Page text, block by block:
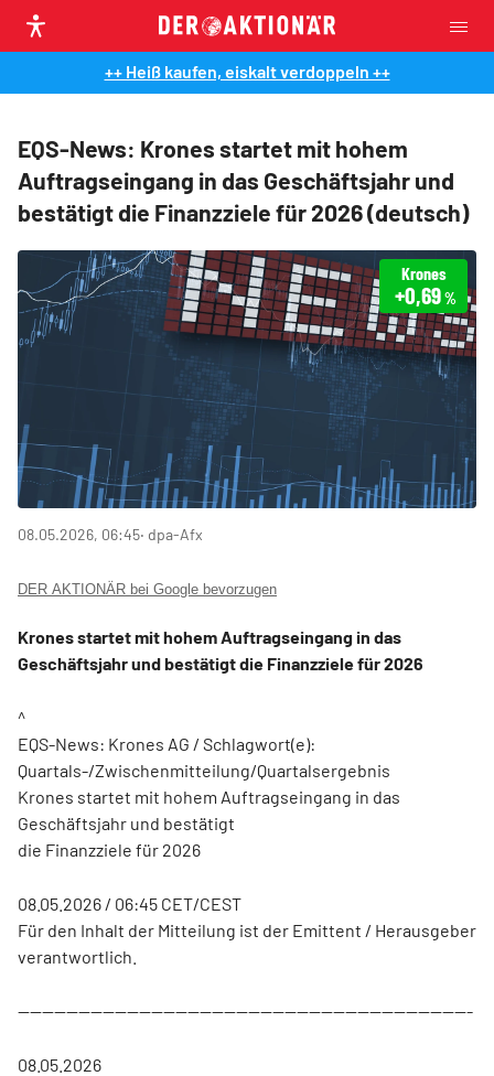
++ Heiß kaufen, eiskalt verdoppeln ++
EQS-News: Krones startet mit hohem
Auftragseingang in das Geschäftsjahr und
bestätigt die Finanzziele für 2026 (deutsch)
Krones
+0,69%
08.05.2026, 06:45‧ dpa-Afx
DER AKTIONÄR bei Google bevorzugen
Krones startet mit hohem Auftragseingang in das
Geschäftsjahr und bestätigt die Finanzziele für 2026
^
EQS-News: Krones AG / Schlagwort(e):
Quartals-/Zwischenmitteilung/Quartalsergebnis
Krones startet mit hohem Auftragseingang in das
Geschäftsjahr und bestätigt
die Finanzziele für 2026
08.05.2026 / 06:45 CET/CEST
Für den Inhalt der Mitteilung ist der Emittent / Herausgeber
verantwortlich.
---------------------------------------------------------------------------
08.05.2026